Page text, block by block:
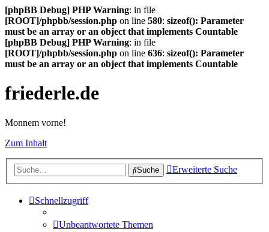
[phpBB Debug] PHP Warning: in file
[ROOT]/phpbb/session.php on line 580: sizeof(): Parameter
must be an array or an object that implements Countable
[phpBB Debug] PHP Warning: in file
[ROOT]/phpbb/session.php on line 636: sizeof(): Parameter
must be an array or an object that implements Countable
friederle.de
Monnem vorne!
Zum Inhalt
Suche Erweiterte Suche
Schnellzugriff
Unbeantwortete Themen